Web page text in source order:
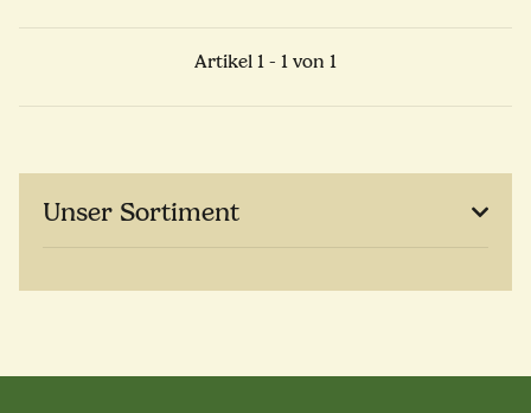
Artikel 1 - 1 von 1
Unser Sortiment